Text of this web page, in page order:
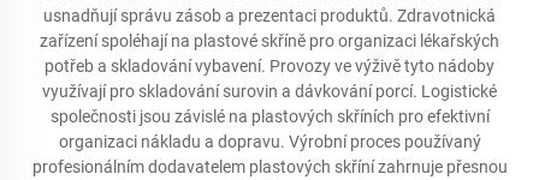
usnadňují správu zásob a prezentaci produktů. Zdravotnická
zařízení spoléhají na plastové skříně pro organizaci lékařských
potřeb a skladování vybavení. Provozy ve výživě tyto nádoby
využívají pro skladování surovin a dávkování porcí. Logistické
společnosti jsou závislé na plastových skříních pro efektivní
organizaci nákladu a dopravu. Výrobní proces používaný
profesionálním dodavatelem plastových skříní zahrnuje přesnou